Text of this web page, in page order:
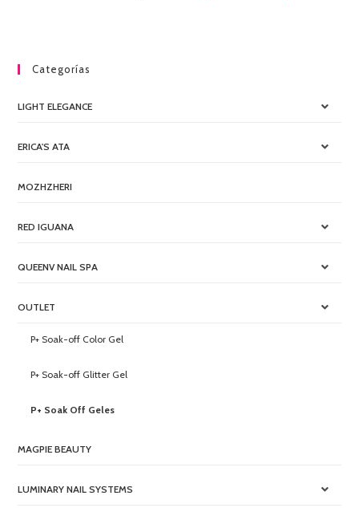
Categorías
LIGHT ELEGANCE
ERICA'S ATA
MOZHZHERI
RED IGUANA
QUEENV NAIL SPA
OUTLET
P+ Soak-off Color Gel
P+ Soak-off Glitter Gel
P+ Soak Off Geles
MAGPIE BEAUTY
LUMINARY NAIL SYSTEMS